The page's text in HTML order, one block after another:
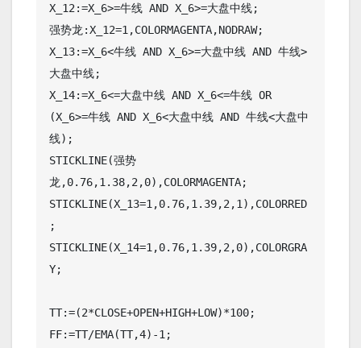
X_12:=X_6>=牛线 AND X_6>=大盘中线;
强势龙:X_12=1,COLORMAGENTA,NODRAW;
X_13:=X_6<牛线 AND X_6>=大盘中线 AND 牛线>
大盘中线;
X_14:=X_6<=大盘中线 AND X_6<=牛线 OR
(X_6>=牛线 AND X_6<大盘中线 AND 牛线<大盘中
线);
STICKLINE(强势
龙,0.76,1.38,2,0),COLORMAGENTA;
STICKLINE(X_13=1,0.76,1.39,2,1),COLORRED
;
STICKLINE(X_14=1,0.76,1.39,2,0),COLORGRA
Y;
TT:=(2*CLOSE+OPEN+HIGH+LOW)*100;
FF:=TT/EMA(TT,4)-1;